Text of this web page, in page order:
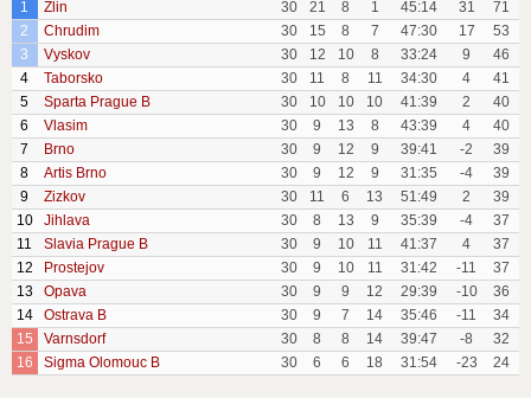
1
Zlin 30 21 8 1 45:14 31
71
2
Chrudim 30 15 8 7 47:30 17
53
3
Vyskov 30 12 10 8 33:24 9
46
4
Taborsko 30 11 8 11 34:30 4
41
5
Sparta Prague B 30 10 10 10 41:39 2
40
6
Vlasim 30 9 13 8 43:39 4
40
7
Brno 30 9 12 9 39:41 -2
39
8
Artis Brno 30 9 12 9 31:35 -4
39
9
Zizkov 30 11 6 13 51:49 2
39
10
Jihlava 30 8 13 9 35:39 -4
37
11
Slavia Prague B 30 9 10 11 41:37 4
37
12
Prostejov 30 9 10 11 31:42 -11
37
13
Opava 30 9 9 12 29:39 -10
36
14
Ostrava B 30 9 7 14 35:46 -11
34
15
Varnsdorf 30 8 8 14 39:47 -8
32
16
Sigma Olomouc B 30 6 6 18 31:54 -23 24